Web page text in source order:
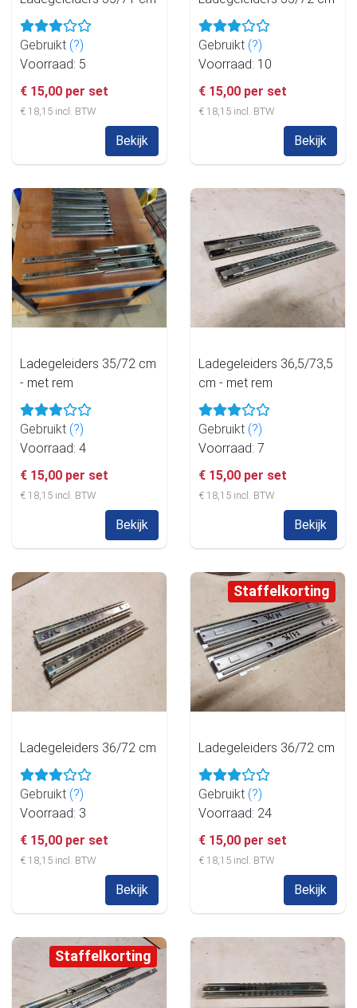
Gebruikt (?)
Voorraad: 5
€ 15,00 per set
€ 18,15 incl. BTW
Bekijk
Gebruikt (?)
Voorraad: 10
€ 15,00 per set
€ 18,15 incl. BTW
Bekijk
Ladegeleiders 35/72 cm
- met rem
Gebruikt (?)
Voorraad: 4
€ 15,00 per set
€ 18,15 incl. BTW
Bekijk
Ladegeleiders 36,5/73,5
cm - met rem
Gebruikt (?)
Voorraad: 7
€ 15,00 per set
€ 18,15 incl. BTW
Bekijk
Ladegeleiders 36/72 cm
Gebruikt (?)
Voorraad: 3
€ 15,00 per set
€ 18,15 incl. BTW
Bekijk
Staffelkorting
Ladegeleiders 36/72 cm
Gebruikt (?)
Voorraad: 24
€ 15,00 per set
€ 18,15 incl. BTW
Bekijk
Staffelkorting